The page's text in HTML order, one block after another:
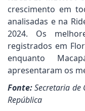
crescimento em
analisadas e na
2024. Os
registrados em
enquanto
apresentaram os
Fonte:Secretaria de
República